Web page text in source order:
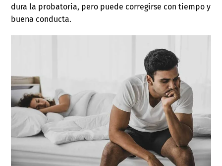
dura la probatoria, pero puede corregirse con tiempo y
buena conducta.